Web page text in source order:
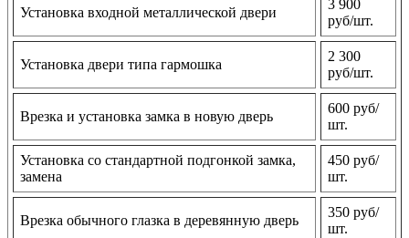
Установка входной металлической двери
3 900
руб/шт.
Установка двери типа гармошка
2 300
руб/шт.
Врезка и установка замка в новую дверь
600 руб/
шт.
Установка со стандартной подгонкой замка,
замена
450 руб/
шт.
Врезка обычного глазка в деревянную дверь
350 руб/
шт.